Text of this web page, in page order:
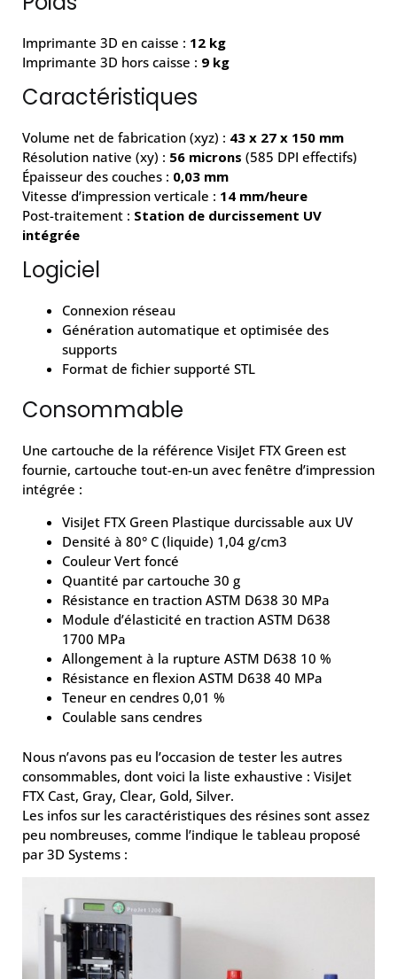
Imprimante 3D en caisse : 12 kg
Imprimante 3D hors caisse : 9 kg
Caractéristiques
Volume net de fabrication (xyz) : 43 x 27 x 150 mm
Résolution native (xy) : 56 microns (585 DPI effectifs)
Épaisseur des couches : 0,03 mm
Vitesse d’impression verticale : 14 mm/heure
Post-traitement : Station de durcissement UV
intégrée
Logiciel
Connexion réseau
Génération automatique et optimisée des
supports
Format de fichier supporté STL
Consommable
Une cartouche de la référence VisiJet FTX Green est
fournie, cartouche tout-en-un avec fenêtre d’impression
intégrée :
VisiJet FTX Green Plastique durcissable aux UV
Densité à 80° C (liquide) 1,04 g/cm3
Couleur Vert foncé
Quantité par cartouche 30 g
Résistance en traction ASTM D638 30 MPa
Module d’élasticité en traction ASTM D638
1700 MPa
Allongement à la rupture ASTM D638 10 %
Résistance en flexion ASTM D638 40 MPa
Teneur en cendres 0,01 %
Coulable sans cendres
Nous n’avons pas eu l’occasion de tester les autres
consommables, dont voici la liste exhaustive : VisiJet
FTX Cast, Gray, Clear, Gold, Silver.
Les infos sur les caractéristiques des résines sont assez
peu nombreuses, comme l’indique le tableau proposé
par 3D Systems :